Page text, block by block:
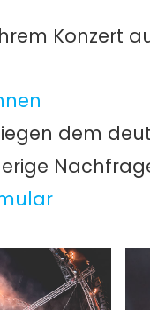
Konzert
dem